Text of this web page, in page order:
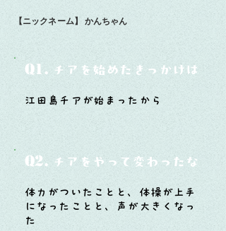
【ニックネーム】 かんちゃん
Q1. チアを始めたきっかけは？
江田島チアが始まったから
Q2. チアをやって変わったなと思
体力がついたことと、体操が上手
になったことと、声が大きくなっ
た